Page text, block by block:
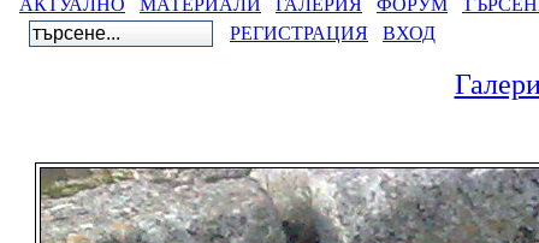
АКТУАЛНО МАТЕРИАЛИ ГАЛЕРИЯ ФОРУМ
РЕГИСТРАЦИЯ
ВХОД